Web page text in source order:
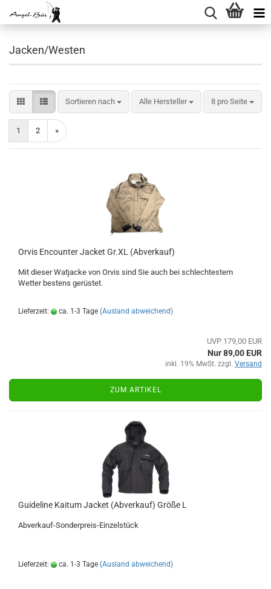
Jacken/Westen
Sortieren nach
Sortieren nach Alle Hersteller 8 pro Seite
pro Seite
1 2 »
Orvis Encounter Jacket Gr.XL (Abverkauf)
Mit dieser Watjacke von Orvis sind Sie auch bei schlechtestem
Wetter bestens gerüstet.
Lieferzeit: ca. 1-3 Tage (Ausland abweichend)
UVP 179,00 EUR
Nur 89,00 EUR
inkl. 19% MwSt. zzgl. Versand
ZUM ARTIKEL
Guideline Kaitum Jacket (Abverkauf) Größe L
Abverkauf-Sonderpreis-Einzelstück
Lieferzeit: ca. 1-3 Tage (Ausland abweichend)